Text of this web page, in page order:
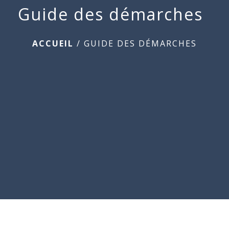
Guide des démarches
ACCUEIL / GUIDE DES DÉMARCHES